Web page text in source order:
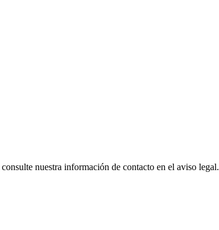
nuestra información de contacto en el aviso legal.